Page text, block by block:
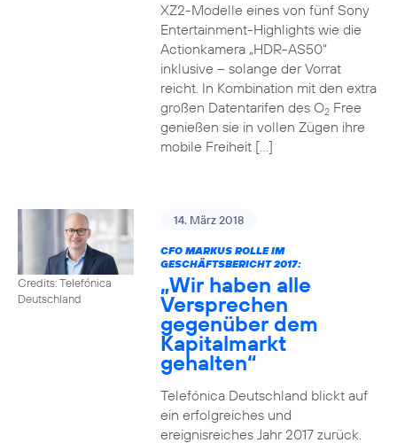
XZ2-Modelle eines von fünf Sony
Entertainment-Highlights wie die
Actionkamera „HDR-AS50“
inklusive – solange der Vorrat
reicht. In Kombination mit den extra
großen Datentarifen des O2Free
genießen sie in vollen Zügen ihre
mobile Freiheit […]
Credits: Telefónica
Deutschland
14. März 2018
CFO MARKUS ROLLE IM
GESCHÄFTSBERICHT 2017:
„Wir haben alle
Versprechen
gegenüber dem
Kapitalmarkt
gehalten“
Telefónica Deutschland blickt auf
ein erfolgreiches und
ereignisreiches Jahr 2017 zurück.